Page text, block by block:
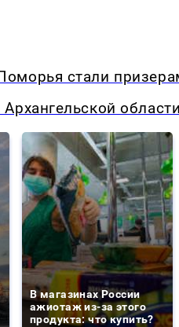
стали
В магазинах России
ажиотаж из-за этого
продукта: что купить?